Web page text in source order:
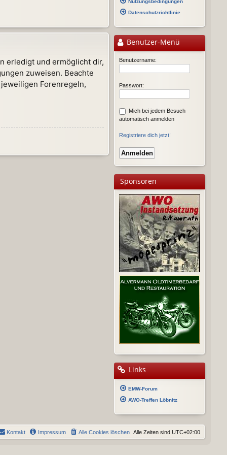
erledigt und ermöglicht dir,
zuweisen. Beachte
Forenregeln,
Nutzungsbedingungen
Datenschutzrichtlinie
Benutzer-Menü
Benutzername:
Passwort:
Mich bei jedem Besuch
automatisch anmelden
Registriere dich jetzt!
Sponsoren
Links
EMW-Forum
AWO-Treffen Löbnitz
Alle Zeiten sind UTC+02:00
Alle Cookies löschen
Impressum
Kontakt